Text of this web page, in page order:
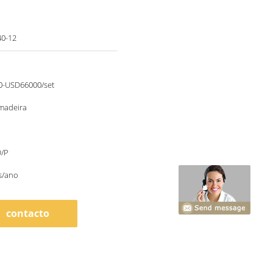
12
USD66000/set
P
ano
contacto